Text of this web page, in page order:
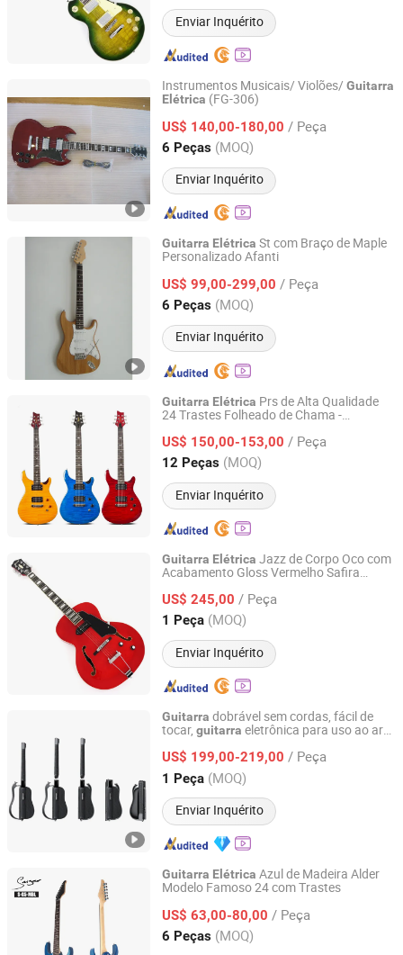
Enviar Inquérito
Instrumentos Musicais/ Violões/ Guitarra
Elétrica (FG-306)
US$ 140,00-180,00 / Peça
6 Peças (MOQ)
Enviar Inquérito
Canex Musical Instrument Co., Ltd.
Tianjin, China Desde 2009
Guitarra Elétrica St com Braço de Maple
Personalizado Afanti
US$ 99,00-299,00 / Peça
6 Peças (MOQ)
Enviar Inquérito
Afanti Music Co., Ltd.
Shandong, China Desde 2014
Guitarra Elétrica Prs de Alta Qualidade
24 Trastes Folheado de Chama -
US$ 150,00-153,00 / Peça
12 Peças (MOQ)
Enviar Inquérito
Huizhou Lecheng Development Co., Ltd
Guangdong, China Desde 2023
Guitarra Elétrica Jazz de Corpo Oco com
Acabamento Gloss Vermelho Safira
US$ 245,00 / Peça
1 Peça (MOQ)
Enviar Inquérito
Jinan Time Machine Tech Co., Ltd.
Shandong, China Desde 2014
Guitarra dobrável sem cordas, fácil de
tocar, guitarra eletrônica para uso ao ar
US$ 199,00-219,00 / Peça
1 Peça (MOQ)
Enviar Inquérito
Quanzhou Chorus Technology Co., Ltd.
Fujian, China Desde 2025
Guitarra Elétrica Azul de Madeira Alder
Modelo Famoso 24 com Trastes
US$ 63,00-80,00 / Peça
6 Peças (MOQ)
Guangzhou Vines Musical Instruments Co., Ltd
Guangdong, China Desde 2020